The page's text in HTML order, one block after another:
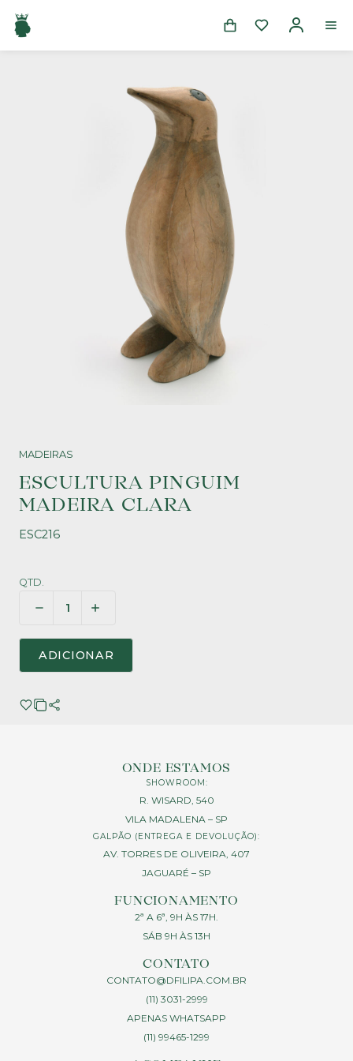
MADEIRAS
ESCULTURA PINGUIM
MADEIRA CLARA
ESC216
QTD.
ADICIONAR
ONDE ESTAMOS
SHOWROOM:
R. WISARD, 540
VILA MADALENA – SP
GALPÃO (ENTREGA E DEVOLUÇÃO):
AV. TORRES DE OLIVEIRA, 407
JAGUARÉ – SP
FUNCIONAMENTO
2ª A 6ª, 9H ÀS 17H.
SÁB 9H ÀS 13H
CONTATO
CONTATO@DFILIPA.COM.BR
(11) 3031-2999
APENAS WHATSAPP
(11) 99465-1299